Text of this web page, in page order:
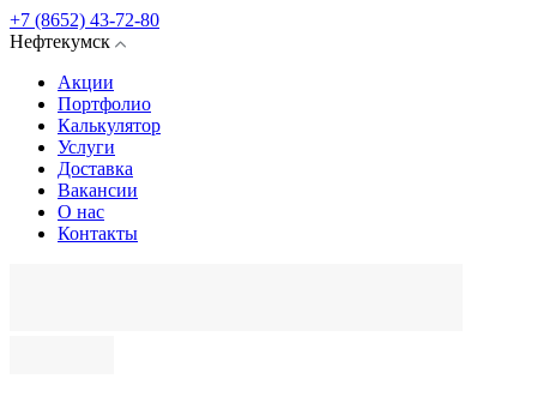
+7 (8652) 43-72-80
Нефтекумск
Акции
Портфолио
Калькулятор
Услуги
Доставка
Вакансии
О нас
Контакты